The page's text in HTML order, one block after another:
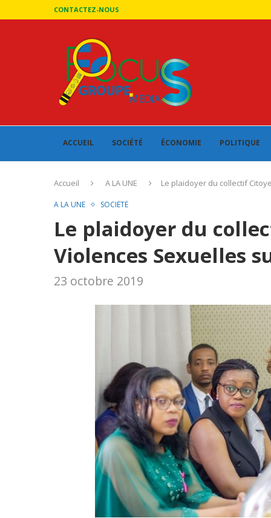
CONTACTEZ-NOUS
ACCUEIL SOCIÉTÉ ÉCONOMIE POLITIQUE
Accueil A LA UNE Le plaidoyer du collectif
A LA UNE SOCIÉTÉ
Le plaidoyer du
Violences Sexuelles
23 octobre 2019